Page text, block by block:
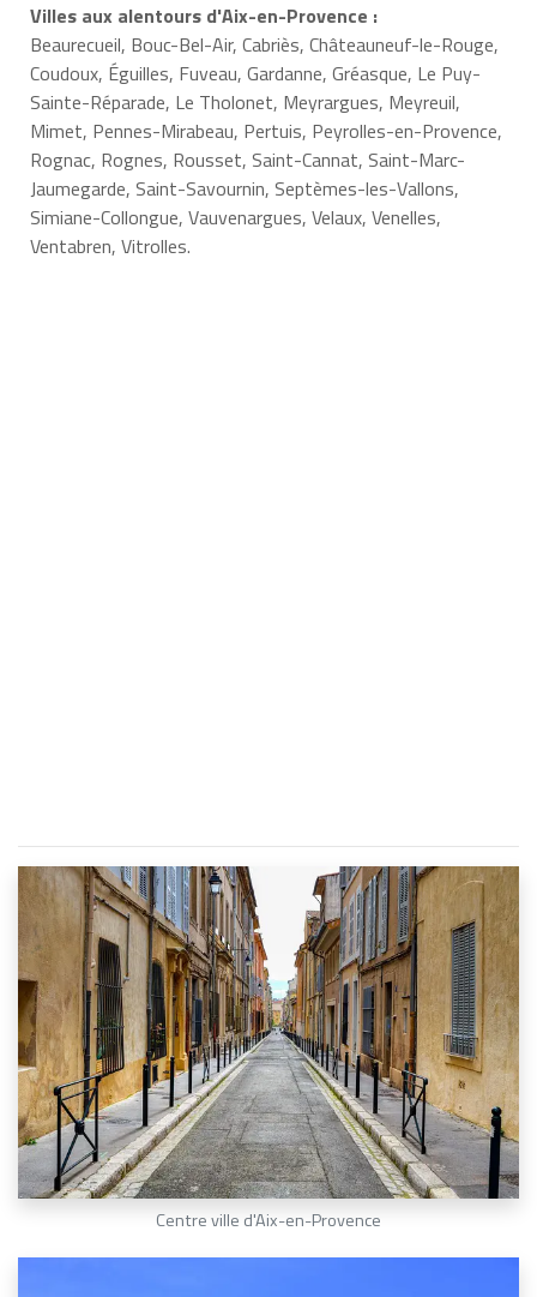
Villes aux alentours d'Aix-en-Provence :
Beaurecueil, Bouc-Bel-Air, Cabriès, Châteauneuf-le-Rouge,
Coudoux, Éguilles, Fuveau, Gardanne, Gréasque, Le Puy-
Sainte-Réparade, Le Tholonet, Meyrargues, Meyreuil,
Mimet, Pennes-Mirabeau, Pertuis, Peyrolles-en-Provence,
Rognac, Rognes, Rousset, Saint-Cannat, Saint-Marc-
Jaumegarde, Saint-Savournin, Septèmes-les-Vallons,
Simiane-Collongue, Vauvenargues, Velaux, Venelles,
Ventabren, Vitrolles.
Centre ville d'Aix-en-Provence